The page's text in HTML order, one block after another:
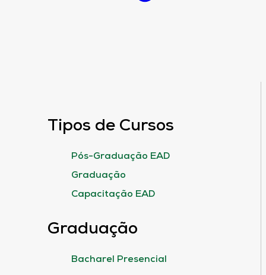
Tipos de Cursos
Pós-Graduação EAD
Graduação
Capacitação EAD
Graduação
Bacharel Presencial